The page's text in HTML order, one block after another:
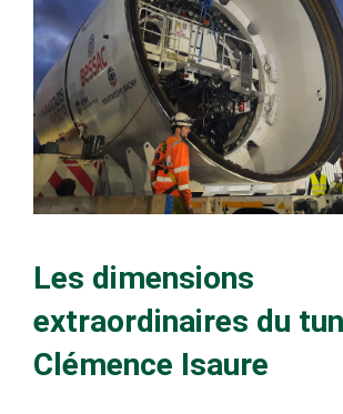
Les dimensions
extraordinaires du
Clémence Isaure